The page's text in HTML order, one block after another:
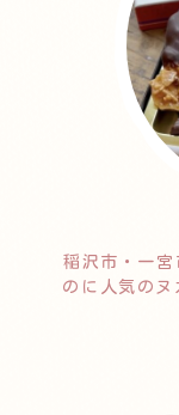
稲沢市・一宮
のに人気のヌ